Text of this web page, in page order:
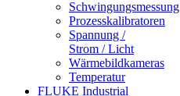
Schwingungsmessung
Prozesskalibratoren
Spannung /
Strom / Licht
Wärmebildkameras
Temperatur
FLUKE Industrial